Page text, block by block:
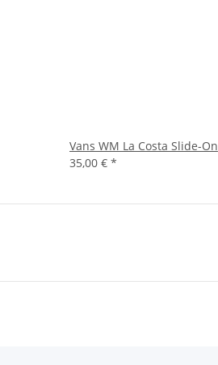
Vans WM La Costa Slide-On
35,00 € *